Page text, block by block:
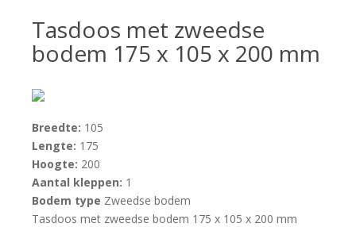
Tasdoos met zweedse
bodem 175 x 105 x 200 mm
Breedte: 105
Lengte: 175
Hoogte: 200
Aantal kleppen: 1
Bodem type Zweedse bodem
Tasdoos met zweedse bodem 175 x 105 x 200 mm